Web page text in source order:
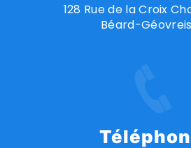
128 Rue de la Croix
Béard-